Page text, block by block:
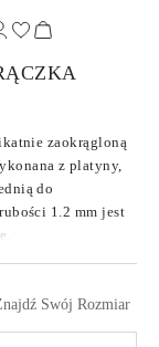
zaokrągloną
z platyny,
do
1.2 mm jest
Swój Rozmiar